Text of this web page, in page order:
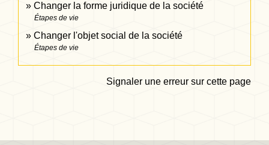
Changer la forme juridique de la société
Étapes de vie
Changer l'objet social de la société
Étapes de vie
Signaler une erreur sur cette page